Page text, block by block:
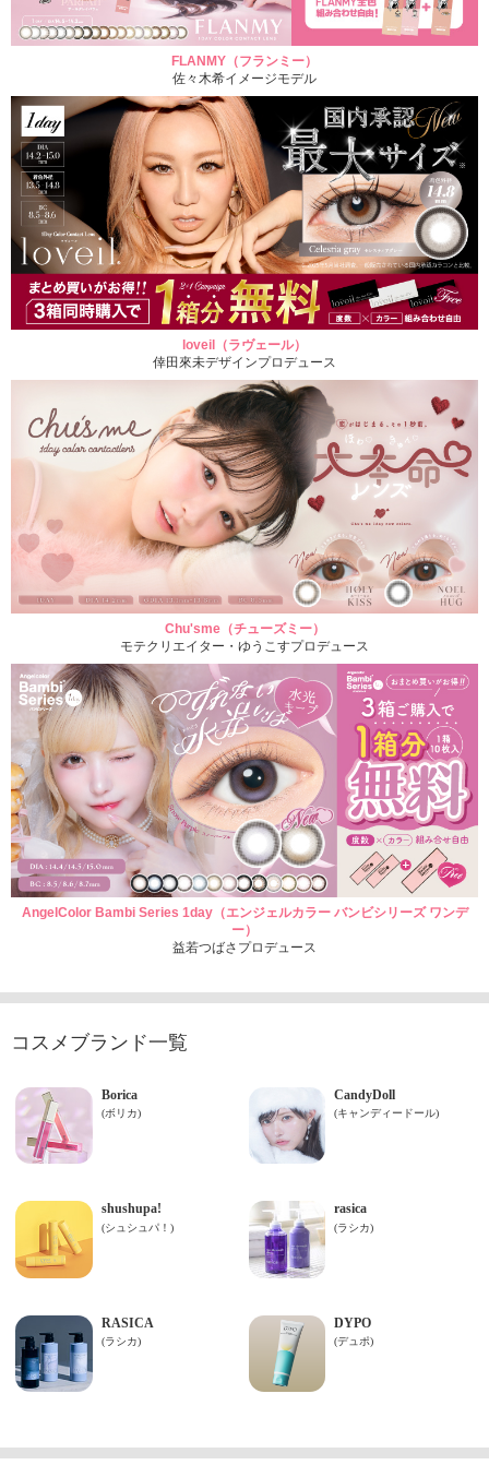
FLANMY（フランミー）
佐々木希イメージモデル
loveil（ラヴェール）
倖田來未デザインプロデュース
Chu'sme（チューズミー）
モテクリエイター・ゆうこすプロデュース
AngelColor Bambi Series 1day（エンジェルカラー バンビシリーズ ワンデ
ー）
益若つばさプロデュース
コスメブランド一覧